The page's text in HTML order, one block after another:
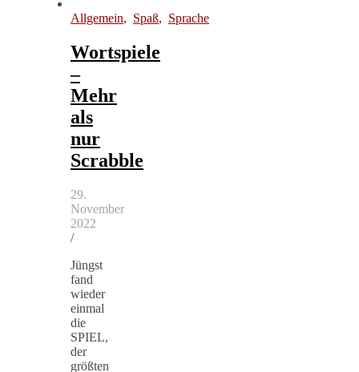
Allgemein, Spaß, Sprache
Wortspiele
–
Mehr
als
nur
Scrabble
29.
November
2022
/
Jüngst
fand
wieder
einmal
die
SPIEL,
der
größten